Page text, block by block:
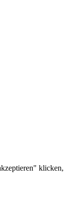
klicken,